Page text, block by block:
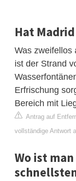
Hat
Was zweifellos
ist der Strand
Erfrischung
Bereich mit
Antrag auf
vollständige Antwort
Wo ist